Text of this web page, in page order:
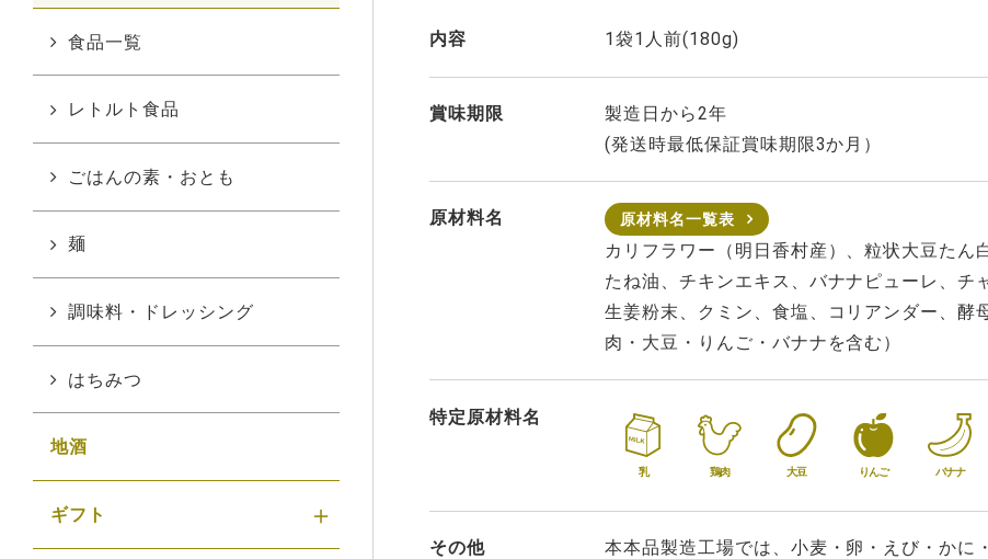
内容 1袋1人前(180g)
賞味期限
製造日から2年
(発送時最低保証賞味期限3か月）
原材料名 原材料名一覧表
カリフラワー（明日香村産）、粒状大豆た
たね油、チキンエキス、バナナピューレ、チ
生姜粉末、クミン、食塩、コリアンダー、酵
肉・大豆・りんご・バナナを含む）
特定原材料名
乳 鶏肉 大豆 りんご バナナ
その他
本本品製造工場では、小麦・卵・えび・かに
食品一覧
レトルト食品
ごはんの素・おとも
麺
調味料・ドレッシング
はちみつ
地酒
ギフト